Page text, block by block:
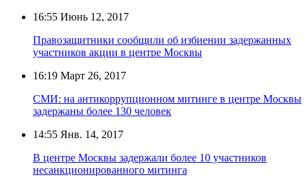
16:55 Июнь 12, 2017
Правозащитники сообщили об избиении задержанных
участников акции в центре Москвы
16:19 Март 26, 2017
СМИ: на антикоррупционном митинге в центре Москвы
задержаны более 130 человек
14:55 Янв. 14, 2017
В центре Москвы задержали более 10 участников
несанкционированного митинга